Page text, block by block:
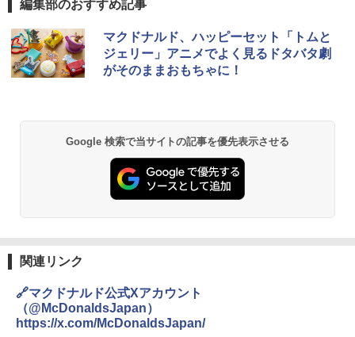
1
ブラックニッカ ニッカ Nikka ウィスキ
ー4000ml ブラックニッカクリア ウヰス
キー 【日本 アサヒ ウィスキー】 大容量
お得 4リットル
角瓶 2700ml サントリー ウイスキー ハ
イボール 大容量
イスキー ハイボール 缶
￥4,927
1
チキンラーメン どんぶり 85g×12個 日清
食品 インスタント カップ麺
￥1,939
【公式】ブタメン とんこつ味 35g×15個
麺 小腹 インスタント アウトドアにも ロ
ーリングストック 大人買い おやつカン
パニー
￥1,288
し 塩らーめん 108g×10袋 保存食 備蓄
￥2,323
1
[山善] スチームオーブンレンジ 25L 一人
暮らし 二人暮らし フラットテーブル ス
チーム調理 自動メニュー19種搭載 角皿
付き ブラック MRK-F250TSV(B)
シャープ 過熱水蒸気 オーブンレンジ 26
L コンベクション 2段調理 ホワイト RE-
SS26B-W
￥32,800
レンジ 省エネ 高効率 15L 一人暮らし 二
人暮らし フラットテーブル グレー YRZ-
WF150TV(H) + 炊飯器 5.5合 マイコン式
低温調理 AMRC-10M(B) ブラック
編集部のおすすめ記事
マクドナルド、ハッピーセット「トムと
ジェリー」アニメでよく見るドタバタ劇
がそのままおもちゃに！
Google 検索で当サイトの記事を優先表示させる
関連リンク
🔗マクドナルド公式Xアカウント
（@McDonaldsJapan）
https://x.com/McDonaldsJapan/